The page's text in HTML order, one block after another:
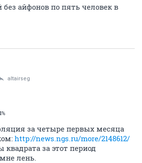
айфонов по пять человек в
altairseg
за четыре первых месяца
http://news.ngs.ru/more/2148612/
за этот период
лень.